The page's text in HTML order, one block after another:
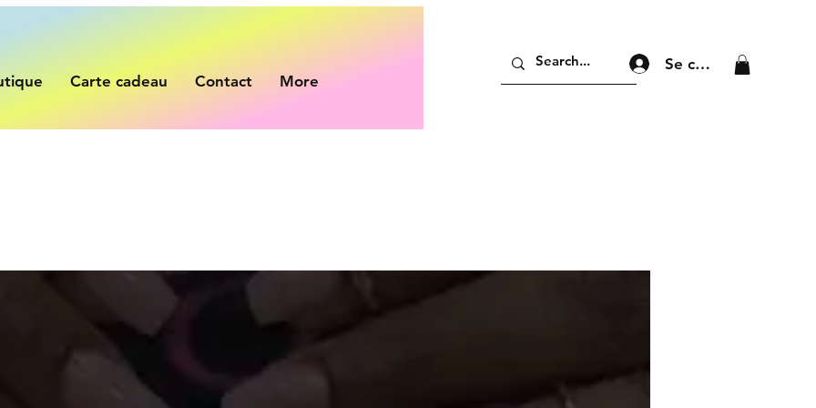
Carte cadeau Contact More
Se connecter